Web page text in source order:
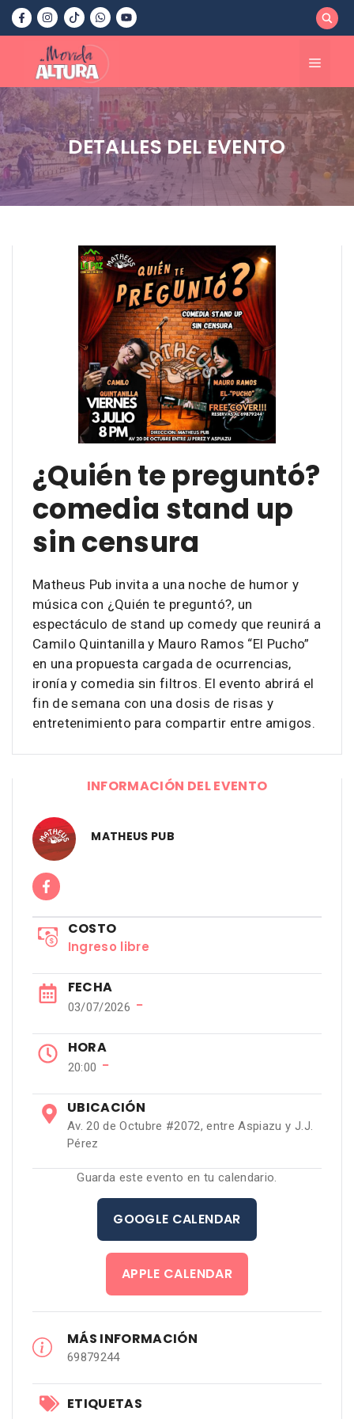
Saltar
contenido
Menú
DETALLES DEL EVENTO
¿Quién te preguntó?
comedia stand up
sin censura
Matheus Pub invita a una noche de humor y
música con ¿Quién te preguntó?, un
espectáculo de stand up comedy que reunirá a
Camilo Quintanilla y Mauro Ramos “El Pucho”
en una propuesta cargada de ocurrencias,
ironía y comedia sin filtros. El evento abrirá el
fin de semana con una dosis de risas y
entretenimiento para compartir entre amigos.
INFORMACIÓN DEL EVENTO
MATHEUS PUB
COSTO
Ingreso libre
FECHA
03/07/2026 −
HORA
20:00 −
UBICACIÓN
Av. 20 de Octubre #2072, entre Aspiazu y J.J.
Pérez
Guarda este evento en tu calendario.
GOOGLE CALENDAR
APPLE CALENDAR
MÁS INFORMACIÓN
69879244
ETIQUETAS